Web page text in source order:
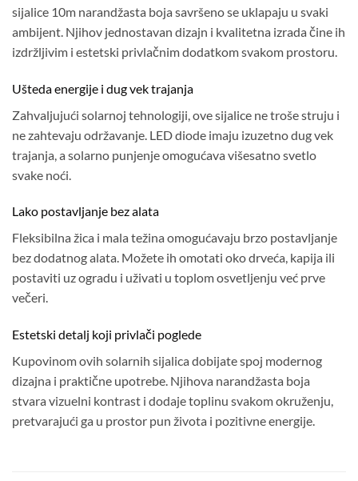
sijalice 10m narandžasta boja savršeno se uklapaju u svaki
ambijent. Njihov jednostavan dizajn i kvalitetna izrada čine ih
izdržljivim i estetski privlačnim dodatkom svakom prostoru.
Ušteda energije i dug vek trajanja
Zahvaljujući solarnoj tehnologiji, ove sijalice ne troše struju i
ne zahtevaju održavanje. LED diode imaju izuzetno dug vek
trajanja, a solarno punjenje omogućava višesatno svetlo
svake noći.
Lako postavljanje bez alata
Fleksibilna žica i mala težina omogućavaju brzo postavljanje
bez dodatnog alata. Možete ih omotati oko drveća, kapija ili
postaviti uz ogradu i uživati u toplom osvetljenju već prve
večeri.
Estetski detalj koji privlači poglede
Kupovinom ovih solarnih sijalica dobijate spoj modernog
dizajna i praktične upotrebe. Njihova narandžasta boja
stvara vizuelni kontrast i dodaje toplinu svakom okruženju,
pretvarajući ga u prostor pun života i pozitivne energije.